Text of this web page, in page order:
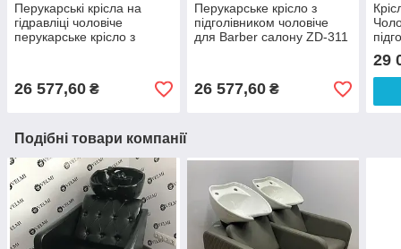
Перукарські крісла на
гідравліці чоловіче
перукарське крісло з
26 577,60 ₴
Перукарське крісло з
підголівником чоловіче
для Barber салону ZD-311
26 577,60₴
29
Подібні товари компанії